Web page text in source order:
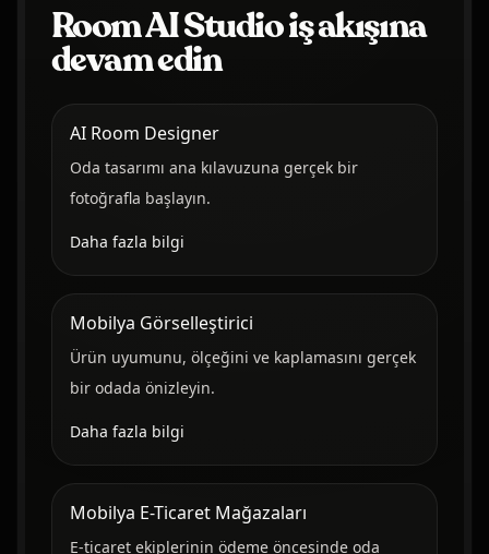
Room AI Studio iş akışına
devam edin
AI Room Designer
Oda tasarımı ana kılavuzuna gerçek bir
fotoğrafla başlayın.
Daha fazla bilgi
Mobilya Görselleştirici
Ürün uyumunu, ölçeğini ve kaplamasını gerçek
bir odada önizleyin.
Daha fazla bilgi
Mobilya E-Ticaret Mağazaları
E-ticaret ekiplerinin ödeme öncesinde oda